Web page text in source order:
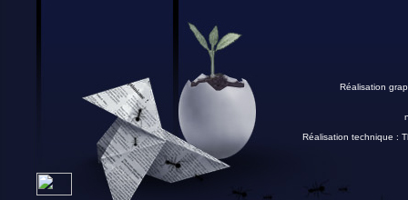
Réalisation
Réalisation technique :